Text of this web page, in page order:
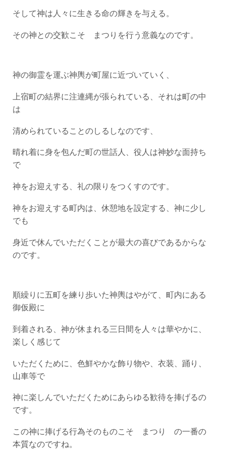
そして神は人々に生きる命の輝きを与える。
その神との交歓こそ まつりを行う意義なのです。
神の御霊を運ぶ神輿が町屋に近づいていく、
上宿町の結界に注連縄が張られている、それは町の中
は
清められていることのしるしなのです、
晴れ着に身を包んだ町の世話人、役人は神妙な面持ち
で
神をお迎えする、礼の限りをつくすのです。
神をお迎えする町内は、休憩地を設定する、神に少し
でも
身近で休んでいただくことが最大の喜びであるからな
のです。
順繰りに五町を練り歩いた神輿はやがて、町内にある
御仮殿に
到着される、神が休まれる三日間を人々は華やかに、
楽しく感じて
いただくために、色鮮やかな飾り物や、衣装、踊り、
山車等で
神に楽しんでいただくためにあらゆる歓待を捧げるの
です。
この神に捧げる行為そのものこそ まつり の一番の
本質なのですね。